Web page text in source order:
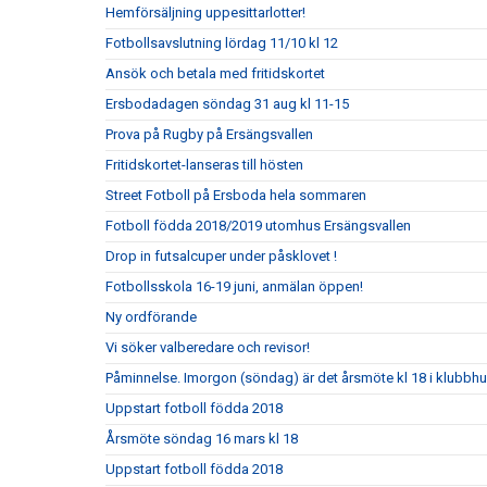
Hemförsäljning uppesittarlotter!
Fotbollsavslutning lördag 11/10 kl 12
Ansök och betala med fritidskortet
Ersbodadagen söndag 31 aug kl 11-15
Prova på Rugby på Ersängsvallen
Fritidskortet-lanseras till hösten
Street Fotboll på Ersboda hela sommaren
Fotboll födda 2018/2019 utomhus Ersängsvallen
Drop in futsalcuper under påsklovet !
Fotbollsskola 16-19 juni, anmälan öppen!
Ny ordförande
Vi söker valberedare och revisor!
Påminnelse. Imorgon (söndag) är det årsmöte kl 18 i
Uppstart fotboll födda 2018
Årsmöte söndag 16 mars kl 18
Uppstart fotboll födda 2018